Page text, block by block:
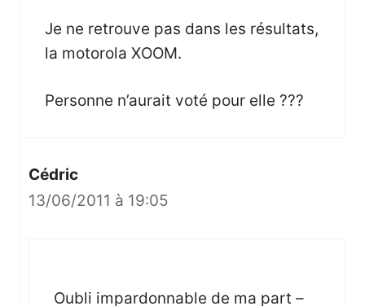
Je ne retrouve pas dans les résultats,
la motorola XOOM.
Personne n’aurait voté pour elle ???
Cédric
13/06/2011 à 19:05
Oubli impardonnable de ma part –